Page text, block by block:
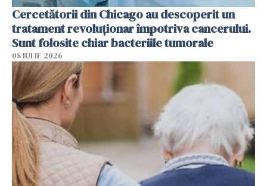
Cercetătorii din Chicago au descoperit un
tratament revoluționar împotriva cancerului.
Sunt folosite chiar bacteriile tumorale
08 IULIE 2026